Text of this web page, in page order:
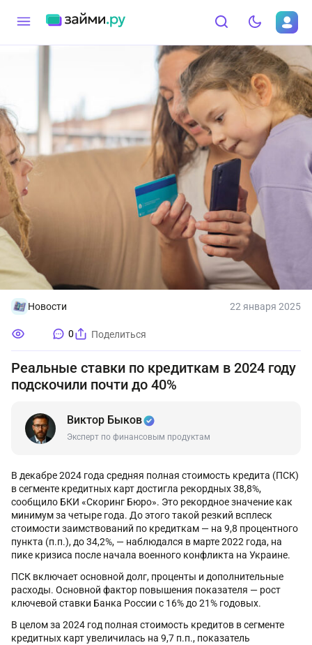
Новости 22 января 2025
0 Поделиться
Реальные ставки по кредиткам в 2024 году
подскочили почти до 40%
Виктор Быков
Эксперт по финансовым продуктам
В декабре 2024 года средняя полная стоимость кредита (ПСК)
в сегменте кредитных карт достигла рекордных 38,8%,
сообщило БКИ «Скоринг Бюро». Это рекордное значение как
минимум за четыре года. До этого такой резкий всплеск
стоимости заимствований по кредиткам — на 9,8 процентного
пункта (п.п.), до 34,2%, — наблюдался в марте 2022 года, на
пике кризиса после начала военного конфликта на Украине.
ПСК включает основной долг, проценты и дополнительные
расходы. Основной фактор повышения показателя — рост
ключевой ставки Банка России с 16% до 21% годовых.
В целом за 2024 год полная стоимость кредитов в сегменте
кредитных карт увеличилась на 9,7 п.п., показатель